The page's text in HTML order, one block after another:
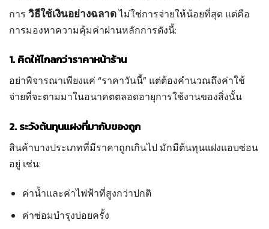
การ วิธีใช้เงินอย่างฉลาดไม่ใช่การจ่ายให้น้อยที่สุด แต่คือ
การมองหาความคุ้มค่าผ่านหลักการดังนี้:
1. คิดให้ไกลกว่าราคาหน้าร้าน
อย่าพิจารณาเพียงแค่ “ราคาวันนี้” แต่ต้องคำนวณถึงค่าใช้
จ่ายที่จะตามมาในอนาคตตลอดอายุการใช้งานของสิ่งนั้น
2. ระวังต้นทุนแฝงที่มากับของถูก
สินค้าบางประเภทที่มีราคาถูกเกินไป มักมีต้นทุนแฝงแอบซ่อน
อยู่ เช่น:
ค่าน้ำและค่าไฟฟ้าที่สูงกว่าปกติ
ค่าซ่อมบำรุงบ่อยครั้ง